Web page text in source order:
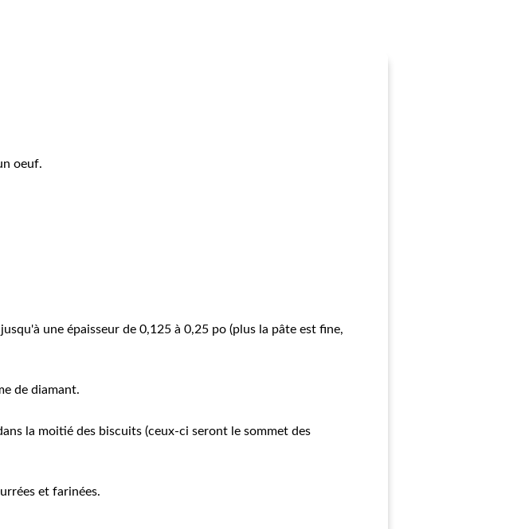
oeuf.
une épaisseur de 0,125 à 0,25 po (plus la pâte est fine,
de diamant.
la moitié des biscuits (ceux-ci seront le sommet des
et farinées.